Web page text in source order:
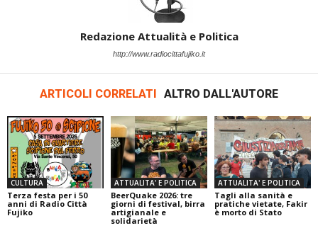
Redazione Attualità e Politica
http://www.radiocittafujiko.it
ARTICOLI CORRELATI ALTRO DALL'AUTORE
CULTURA
Terza festa per i 50
anni di Radio Città
Fujiko
ATTUALITA' E POLITICA
BeerQuake 2026: tre
giorni di festival, birra
artigianale e
solidarietà
ATTUALITA' E POLITICA
Tagli alla sanità e
pratiche vietate, Fakir
è morto di Stato